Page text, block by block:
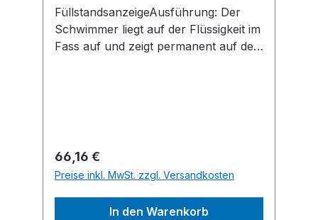
FüllstandsanzeigeAusführung: Der
Schwimmer liegt auf der Flüssigkeit im
Fass auf und zeigt permanent auf der
etc. sowie flüssige Medien.Hersteller:
ARIANA Industrie GmbH, Staufener
Str. 2, 79427 Eschbach, DE, +49 7664
50 99 00-0, info@ariana-industrie.de
Regulärer Preis:
66,16 €
Preise inkl. MwSt. zzgl. Versandkosten
In den Warenkorb